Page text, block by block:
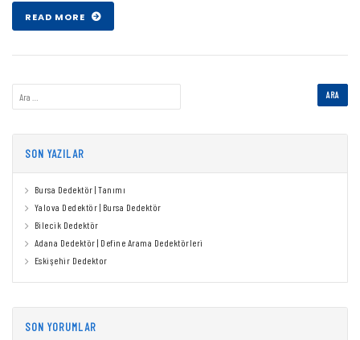
READ MORE
SON YAZILAR
Bursa Dedektör | Tanımı
Yalova Dedektör | Bursa Dedektör
Bilecik Dedektör
Adana Dedektör | Define Arama Dedektörleri
Eskişehir Dedektor
SON YORUMLAR